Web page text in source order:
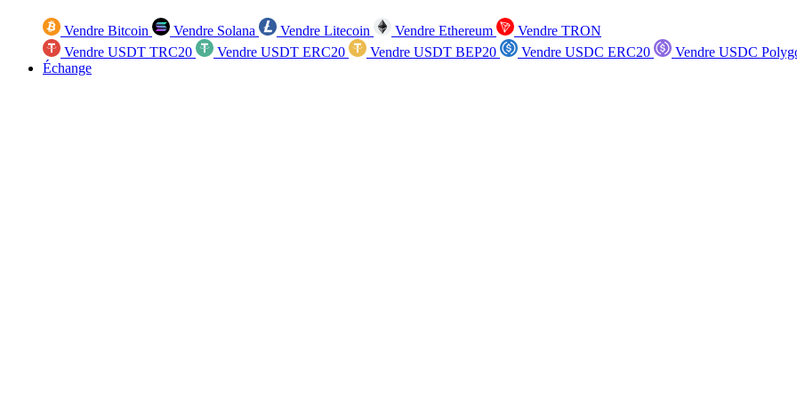
Vendre Bitcoin Vendre Solana Vendre Litecoin Vendre Ethereum
Vendre TRON
Vendre USDT TRC20
Vendre USDT ERC20 Vendre USDT BEP20 Vendre USDC ERC20
Vendre USDC
Échange